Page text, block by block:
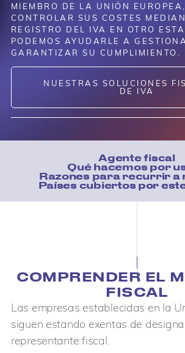
MIEMBRO DE LA UNIÓN
CONTROLAR SUS COSTES
REGISTRO DEL IVA EN OTRO
PODEMOS AYUDARLE A
GARANTIZAR SU CUMPLIMIENTO.
NUESTRAS SOLUCIONES
DE IVA
Agente fiscal
Qué hacemos por
Razones para recurrir a
Países cubiertos por
COMPRENDER EL
FISCAL
Las empresas establecidas en la
siguen estando exentas de
representante fiscal.